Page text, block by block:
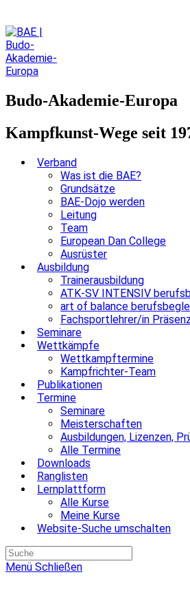
Budo-Akademie-Europa
Kampfkunst-Wege seit
Verband
Was ist die BAE?
Grundsätze
BAE-Dojo werden
Leitung
Team
European Dan College
Ausrüster
Ausbildung
Trainerausbildung
ATK-SV INTENSIV
art of balance
Fachsportlehrer/in Präsenz
Seminare
Wettkämpfe
Wettkampftermine
Kampfrichter-Team
Publikationen
Termine
Seminare
Meisterschaften
Ausbildungen, Lizenzen,
Alle Termine
Downloads
Ranglisten
Lernplattform
Alle Kurse
Meine Kurse
Website-Suche umschalten
Menü Schließen